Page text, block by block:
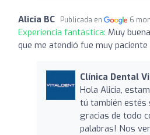
Alicia BC Publicada en 6
Experiencia fantástica: Muy
que me atendió fue muy paciente
Clínica Dental
Hola Alicia,
tú también estés
gracias de todo
palabras! Nos